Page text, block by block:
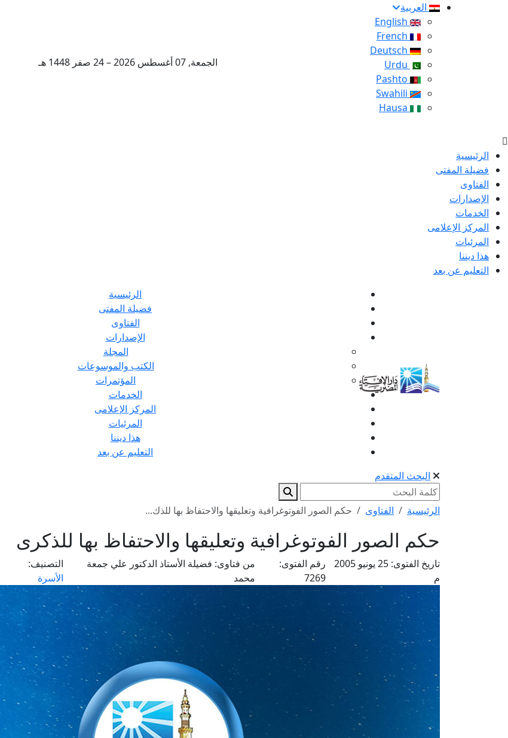
العربية
الجمعة, 07 أغسطس 2026 – 24 صفر 1448 هـ
الرئيسية
فضيلة المفتى
الفتاوى
الإصدارات
الخدمات
المركز الإعلامى
المرئيات
هذا ديننا
التعليم عن بعد
الرئيسية
فضيلة المفتى
الفتاوى
الإصدارات
المجلة
الكتب والموسوعات
المؤتمرات
الخدمات
المركز الإعلامى
المرئيات
هذا ديننا
التعليم عن بعد
البحث المتقدم
الرئيسية الفتاوى حكم الصور الفوتوغرافية وتعليقها والاحتفاظ بها للذك...
حكم الصور الفوتوغرافية وتعليقها والاحتفاظ بها للذكرى
تاريخ الفتوى:
25 يونيو 2005
م
رقم الفتوى:
7269
من فتاوى: فضيلة الأستاذ الدكتور علي جمعة
محمد
التصنيف:
الأسرة